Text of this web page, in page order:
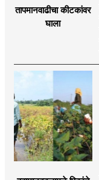
तापमानवाढीचा कीटकांवर
घाला